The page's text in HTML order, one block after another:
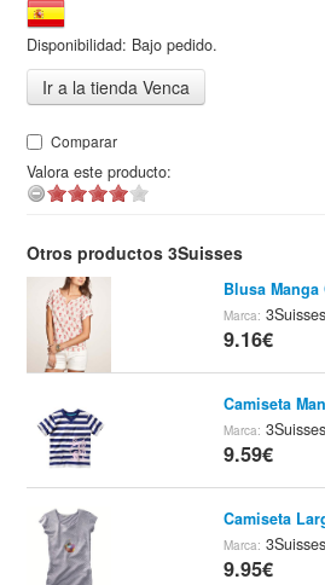
Disponibilidad: Bajo pedido.
Ir a la tienda Venca
Comparar
Valora este producto:
Otros productos 3Suisses
Blusa Manga
Marca: 3Suisses
9.16€
Camiseta
Marca: 3Suisses
9.59€
Camiseta
Marca: 3Suisses
9.95€